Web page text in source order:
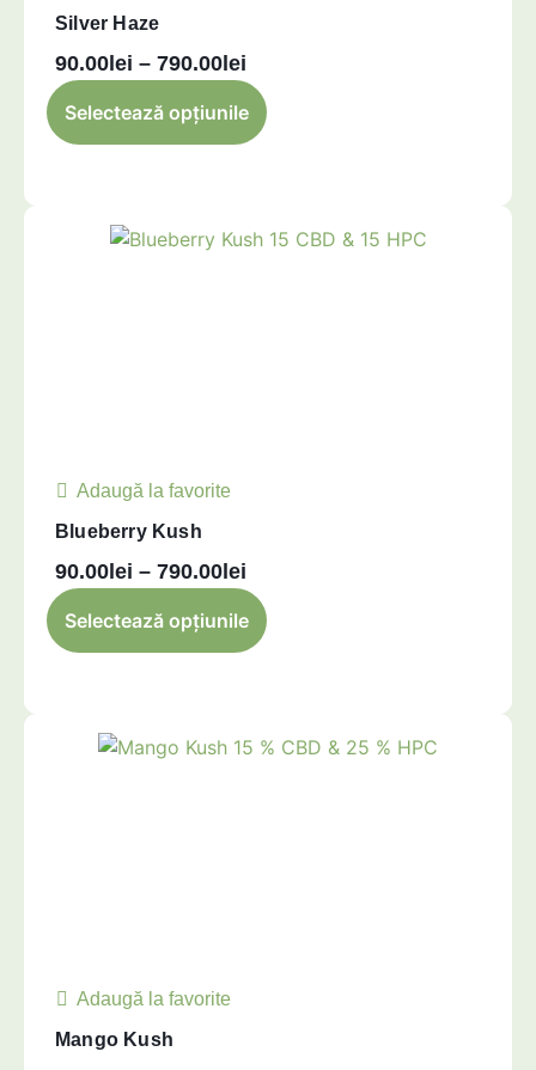
Silver Haze
90.00 lei – 790.00 lei
Selectează opțiunile
Adaugă la favorite
Blueberry Kush
90.00 lei – 790.00 lei
Selectează opțiunile
Adaugă la favorite
Mango Kush